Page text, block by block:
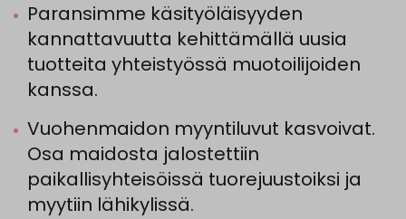
Paransimme käsityöläisyyden
kannattavuutta kehittämällä uusia
tuotteita yhteistyössä muotoilijoiden
kanssa.
Vuohenmaidon myyntiluvut kasvoivat.
Osa maidosta jalostettiin
paikallisyhteisöissä tuorejuustoiksi ja
myytiin lähikylissä.